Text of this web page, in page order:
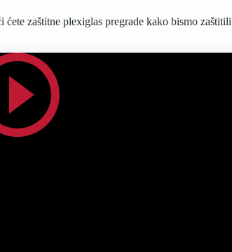
ćete zaštitne plexiglas pregrade kako bismo